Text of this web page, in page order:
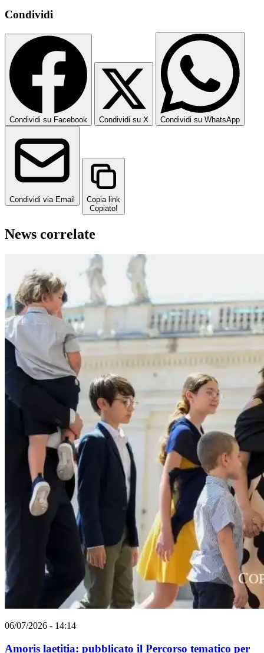
Condividi
Condividi su Facebook Condividi su X Condividi su WhatsApp
Condividi via Email
Copia link
Copiato!
News correlate
06/07/2026 - 14:14
Amoris laetitia: pubblicato il Percorso tematico per